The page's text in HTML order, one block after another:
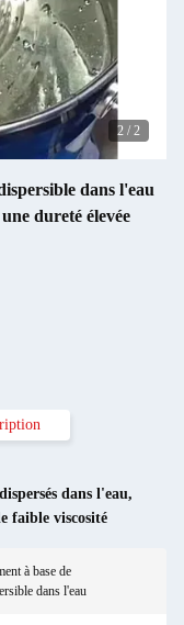
2 / 2
dans l'eau
dureté élevée
dans l'eau,
faible viscosité
à base de
dans l'eau